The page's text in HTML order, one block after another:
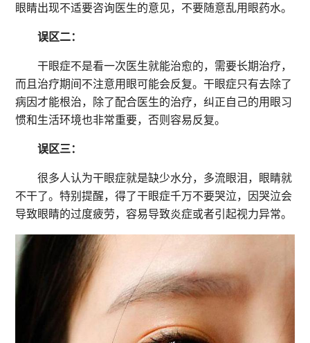
眼睛出现不适要咨询医生的意见，不要随意乱用眼药水。
误区二：
干眼症不是看一次医生就能治愈的，需要长期治疗，
而且治疗期间不注意用眼可能会反复。干眼症只有去除了
病因才能根治，除了配合医生的治疗，纠正自己的用眼习
惯和生活环境也非常重要，否则容易反复。
误区三：
很多人认为干眼症就是缺少水分，多流眼泪，眼睛就
不干了。特别提醒，得了干眼症千万不要哭泣，因哭泣会
导致眼睛的过度疲劳，容易导致炎症或者引起视力异常。